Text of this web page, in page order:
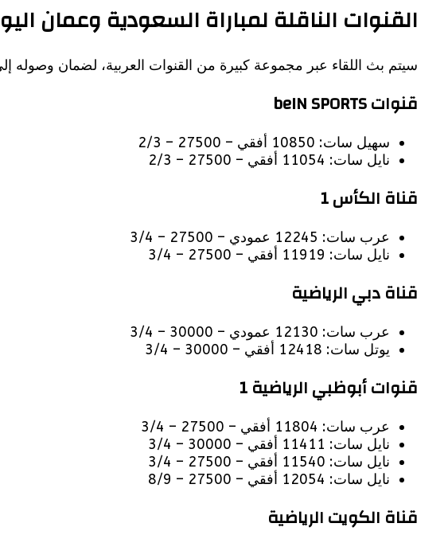
القنوات الناقلة لمباراة السعودية وعمان
سيتم بث اللقاء عبر مجموعة كبيرة من القنوات العربية، لضمان وصوله
قنوات beIN SPORTS
سهيل سات: 10850 أفقي – 27500 – 2/3
نايل سات: 11054 أفقي – 27500 – 2/3
قناة الكأس 1
عرب سات: 12245 عمودي – 27500 – 3/4
نايل سات: 11919 أفقي – 27500 – 3/4
قناة دبي الرياضية
عرب سات: 12130 عمودي – 30000 – 3/4
يوتل سات: 12418 أفقي – 30000 – 3/4
قنوات أبوظبي الرياضية 1
عرب سات: 11804 أفقي – 27500 – 3/4
نايل سات: 11411 أفقي – 30000 – 3/4
نايل سات: 11540 أفقي – 27500 – 3/4
نايل سات: 12054 أفقي – 27500 – 8/9
قناة الكويت الرياضية